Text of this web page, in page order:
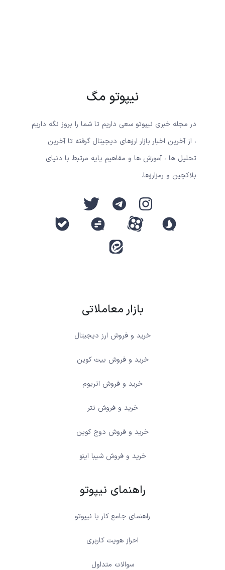
نیپوتو مگ
در مجله خبری نیپوتو سعی داریم تا شما را بروز نگه داریم
، از آخرین اخبار بازار ارزهای دیجیتال گرفته تا آخرین
تحلیل ها ، آموزش ها و مفاهیم پایه مرتبط با دنیای
بلاکچین و رمزارزها.
بازار معاملاتی
خرید و فروش ارز دیجیتال
خرید و فروش بیت کوین
خرید و فروش اتریوم
خرید و فروش تتر
خرید و فروش دوج کوین
خرید و فروش شیبا اینو
راهنمای نیپوتو
راهنمای جامع کار با نیپوتو
احراز هویت کاربری
سوالات متداول